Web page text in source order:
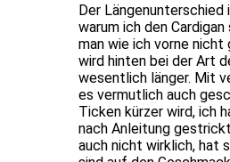
Der
warum ich den
man wie ich vorne
wird hinten bei der Art
wesentlich länger. Mit
es vermutlich auch
Ticken kürzer wird, ich
nach Anleitung
auch nicht wirklich, hat